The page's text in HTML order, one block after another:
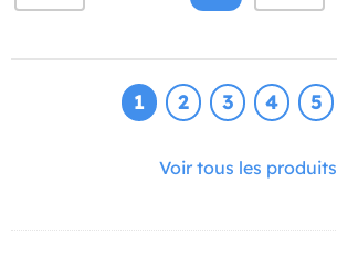
1 2 3 4 5
Voir tous les produits